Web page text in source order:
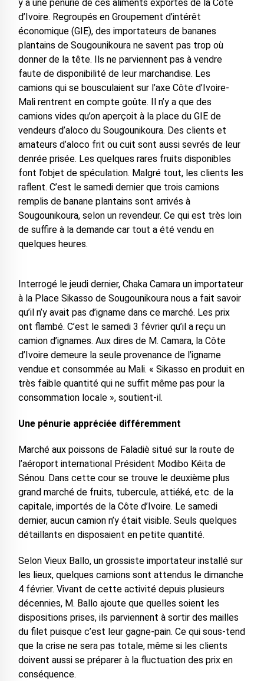
y a une pénurie de ces aliments exportés de la Côte
d’Ivoire. Regroupés en Groupement d’intérêt
économique (GIE), des importateurs de bananes
plantains de Sougounikoura ne savent pas trop où
donner de la tête. Ils ne parviennent pas à vendre
faute de disponibilité de leur marchandise. Les
camions qui se bousculaient sur l’axe Côte d’Ivoire-
Mali rentrent en compte goûte. Il n’y a que des
camions vides qu’on aperçoit à la place du GIE de
vendeurs d’aloco du Sougounikoura. Des clients et
amateurs d’aloco frit ou cuit sont aussi sevrés de leur
denrée prisée. Les quelques rares fruits disponibles
font l’objet de spéculation. Malgré tout, les clients les
raflent. C’est le samedi dernier que trois camions
remplis de banane plantains sont arrivés à
Sougounikoura, selon un revendeur. Ce qui est très loin
de suffire à la demande car tout a été vendu en
quelques heures.
Interrogé le jeudi dernier, Chaka Camara un importateur
à la Place Sikasso de Sougounikoura nous a fait savoir
qu’il n’y avait pas d’igname dans ce marché. Les prix
ont flambé. C’est le samedi 3 février qu’il a reçu un
camion d’ignames. Aux dires de M. Camara, la Côte
d’Ivoire demeure la seule provenance de l’igname
vendue et consommée au Mali. « Sikasso en produit en
très faible quantité qui ne suffit même pas pour la
consommation locale », soutient-il.
Une pénurie appréciée différemment
Marché aux poissons de Faladiè situé sur la route de
l’aéroport international Président Modibo Kéita de
Sénou. Dans cette cour se trouve le deuxième plus
grand marché de fruits, tubercule, attiéké, etc. de la
capitale, importés de la Côte d’Ivoire. Le samedi
dernier, aucun camion n’y était visible. Seuls quelques
détaillants en disposaient en petite quantité.
Selon Vieux Ballo, un grossiste importateur installé sur
les lieux, quelques camions sont attendus le dimanche
4 février. Vivant de cette activité depuis plusieurs
décennies, M. Ballo ajoute que quelles soient les
dispositions prises, ils parviennent à sortir des mailles
du filet puisque c’est leur gagne-pain. Ce qui sous-tend
que la crise ne sera pas totale, même si les clients
doivent aussi se préparer à la fluctuation des prix en
conséquence.